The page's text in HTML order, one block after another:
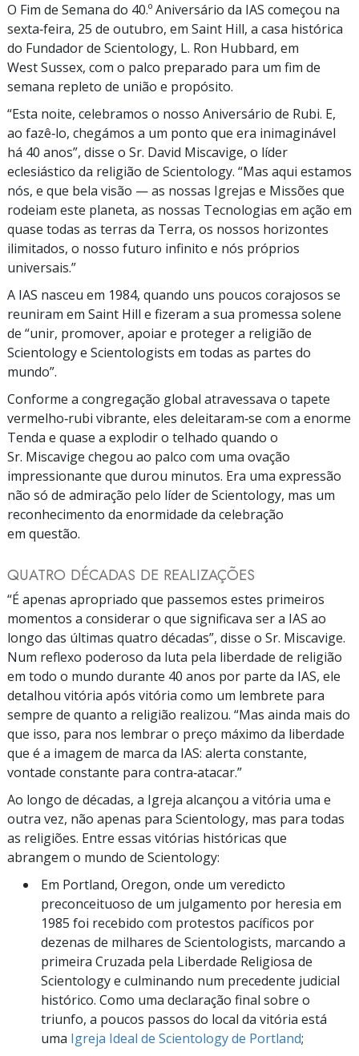
O Fim de Semana do 40.º Aniversário da IAS começou na
sexta‑feira, 25 de outubro, em Saint Hill, a casa histórica
do Fundador de Scientology, L. Ron Hubbard, em
West Sussex, com o palco preparado para um fim de
semana repleto de união e propósito.
“Esta noite, celebramos o nosso Aniversário de Rubi. E,
ao fazê‑lo, chegámos a um ponto que era inimaginável
há 40 anos”, disse o Sr. David Miscavige, o líder
eclesiástico da religião de Scientology. “Mas aqui estamos
nós, e que bela visão — as nossas Igrejas e Missões que
rodeiam este planeta, as nossas Tecnologias em ação em
quase todas as terras da Terra, os nossos horizontes
ilimitados, o nosso futuro infinito e nós próprios
universais.”
A IAS nasceu em 1984, quando uns poucos corajosos se
reuniram em Saint Hill e fizeram a sua promessa solene
de “unir, promover, apoiar e proteger a religião de
Scientology e Scientologists em todas as partes do
mundo”.
Conforme a congregação global atravessava o tapete
vermelho‑rubi vibrante, eles deleitaram‑se com a enorme
Tenda e quase a explodir o telhado quando o
Sr. Miscavige chegou ao palco com uma ovação
impressionante que durou minutos. Era uma expressão
não só de admiração pelo líder de Scientology, mas um
reconhecimento da enormidade da celebração
em questão.
QUATRO DÉCADAS DE REALIZAÇÕES
“É apenas apropriado que passemos estes primeiros
momentos a considerar o que significava ser a IAS ao
longo das últimas quatro décadas”, disse o Sr. Miscavige.
Num reflexo poderoso da luta pela liberdade de religião
em todo o mundo durante 40 anos por parte da IAS, ele
detalhou vitória após vitória como um lembrete para
sempre de quanto a religião realizou. “Mas ainda mais do
que isso, para nos lembrar o preço máximo da liberdade
que é a imagem de marca da IAS: alerta constante,
vontade constante para contra‑atacar.”
Ao longo de décadas, a Igreja alcançou a vitória uma e
outra vez, não apenas para Scientology, mas para todas
as religiões. Entre essas vitórias históricas que
abrangem o mundo de Scientology:
Em Portland, Oregon, onde um veredicto
preconceituoso de um julgamento por heresia em
1985 foi recebido com protestos pacíficos por
dezenas de milhares de Scientologists, marcando a
primeira Cruzada pela Liberdade Religiosa de
Scientology e culminando num precedente judicial
histórico. Como uma declaração final sobre o
triunfo, a poucos passos do local da vitória está
uma Igreja Ideal de Scientology de Portland;